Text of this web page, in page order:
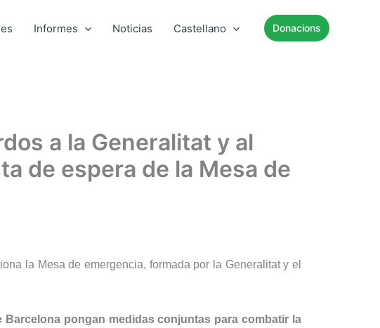
Informes Noticias Castellano Donacions
a la Generalitat y al
de espera de la Mesa de
la Mesa de emergencia, formada por la Generalitat y el
pongan medidas conjuntas para combatir la